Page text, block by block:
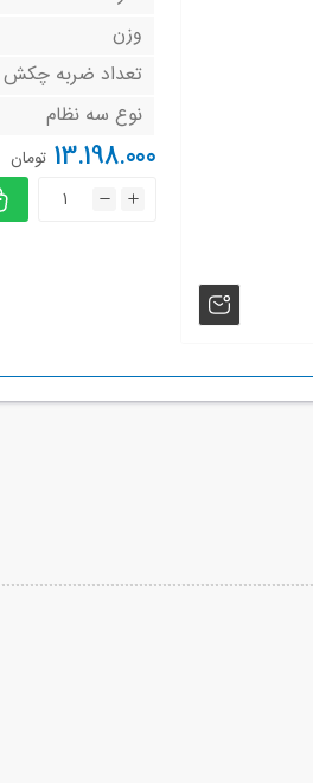
وزن
تعداد ضربه چکش
نوع سه نظام
13.198.000 تومان